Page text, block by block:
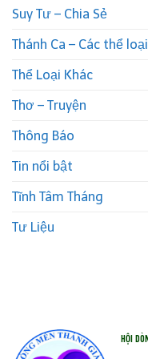
Suy Tư – Chia Sẻ
Thánh Ca – Các thể
Thể Loại Khác
Thơ – Truyện
Thông Báo
Tin nổi bật
Tĩnh Tâm Tháng
Tư Liệu
HỘI